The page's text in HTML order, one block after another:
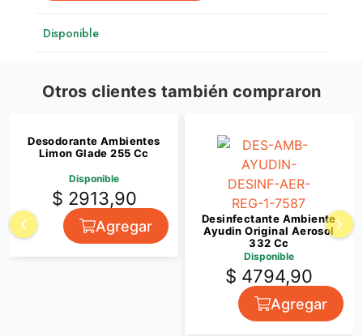
Disponible
Otros clientes también compraron
Desodorante Ambientes
Limon Glade 255 Cc
Disponible
$ 2913,90
Agregar
Desinfectante Ambiente
Ayudin Original Aerosol
332 Cc
Disponible
$ 4794,90
Agregar